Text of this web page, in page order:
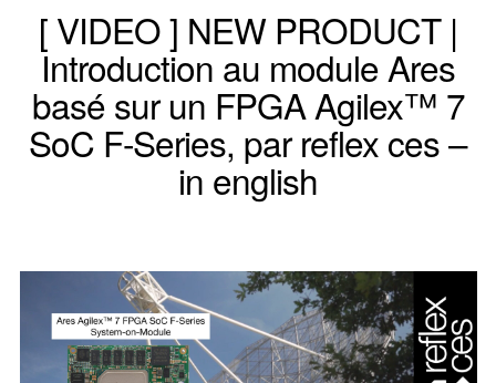
[ VIDEO ] NEW PRODUCT |
Introduction au module Ares
basé sur un FPGA Agilex™ 7
SoC F-Series, par reflex ces –
in english